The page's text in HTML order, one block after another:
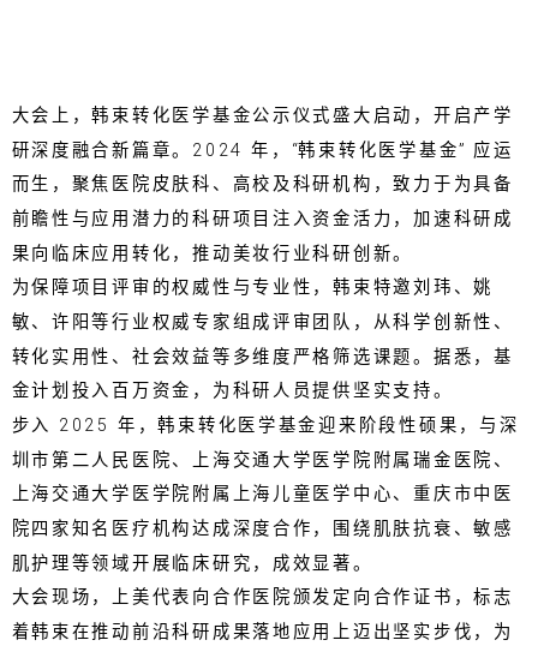
大会上，韩束转化医学基金公示仪式盛大启动，开启产学
研深度融合新篇章。2024 年，“韩束转化医学基金” 应运
而生，聚焦医院皮肤科、高校及科研机构，致力于为具备
前瞻性与应用潜力的科研项目注入资金活力，加速科研成
果向临床应用转化，推动美妆行业科研创新。
为保障项目评审的权威性与专业性，韩束特邀刘玮、姚
敏、许阳等行业权威专家组成评审团队，从科学创新性、
转化实用性、社会效益等多维度严格筛选课题。据悉，基
金计划投入百万资金，为科研人员提供坚实支持。
步入 2025 年，韩束转化医学基金迎来阶段性硕果，与深
圳市第二人民医院、上海交通大学医学院附属瑞金医院、
上海交通大学医学院附属上海儿童医学中心、重庆市中医
院四家知名医疗机构达成深度合作，围绕肌肤抗衰、敏感
肌护理等领域开展临床研究，成效显著。
大会现场，上美代表向合作医院颁发定向合作证书，标志
着韩束在推动前沿科研成果落地应用上迈出坚实步伐，为